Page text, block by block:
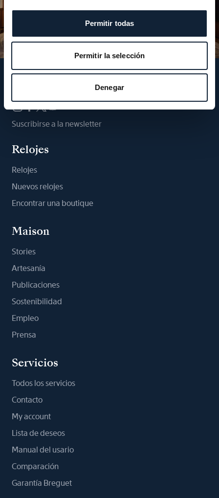
Permitir todas
Permitir la selección
Denegar
Suscribirse a la newsletter
Relojes
Relojes
Nuevos relojes
Encontrar una boutique
Maison
Stories
Artesanía
Publicaciones
Sostenibilidad
Empleo
Prensa
Servicios
Todos los servicios
Contacto
My account
Lista de deseos
Manual del usario
Comparación
Garantía Breguet